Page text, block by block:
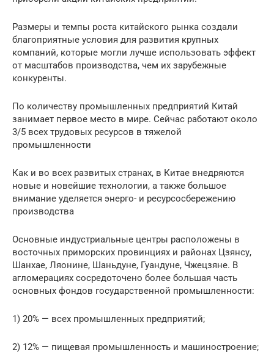
Размеры и темпы роста китайского рынка создали
благоприятные условия для развития крупных
компаний, которые могли лучше использовать эффект
от масштабов производства, чем их зарубежные
конкуренты.
По количеству промышленных предприятий Китай
занимает первое место в мире. Сейчас работают около
3/5 всех трудовых ресурсов в тяжелой
промышленности
Как и во всех развитых странах, в Китае внедряются
новые и новейшие технологии, а также большое
внимание уделяется энерго- и ресурсосбережению
производства
Основные индустриальные центры расположены в
восточных приморских провинциях и районах Цзянсу,
Шанхае, Ляонине, Шаньдуне, Гуандуне, Чжецзяне. В
агломерациях сосредоточено более большая часть
основных фондов государственной промышленности:
1) 20% — всех промышленных предприятий;
2) 12% — пищевая промышленность и машиностроение;